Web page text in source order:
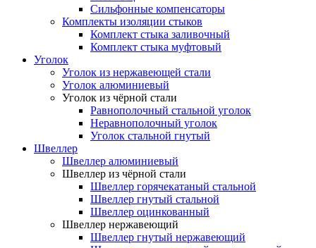
Сильфонные компенсаторы
Комплекты изоляции стыков
Комплект стыка заливочный
Комплект стыка муфтовый
Уголок
Уголок из нержавеющей стали
Уголок алюминиевый
Уголок из чёрной стали
Равнополочный стальной уголок
Неравнополочный уголок
Уголок стальной гнутый
Швеллер
Швеллер алюминиевый
Швеллер из чёрной стали
Швеллер горячекатаный стальной
Швеллер гнутый стальной
Швеллер оцинкованный
Швеллер нержавеющий
Швеллер гнутый нержавеющий